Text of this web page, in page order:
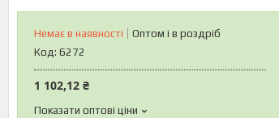
Немає в наявності
Оптом і в роздріб
Код: 6272
1 102,12 ₴
Показати оптові ціни